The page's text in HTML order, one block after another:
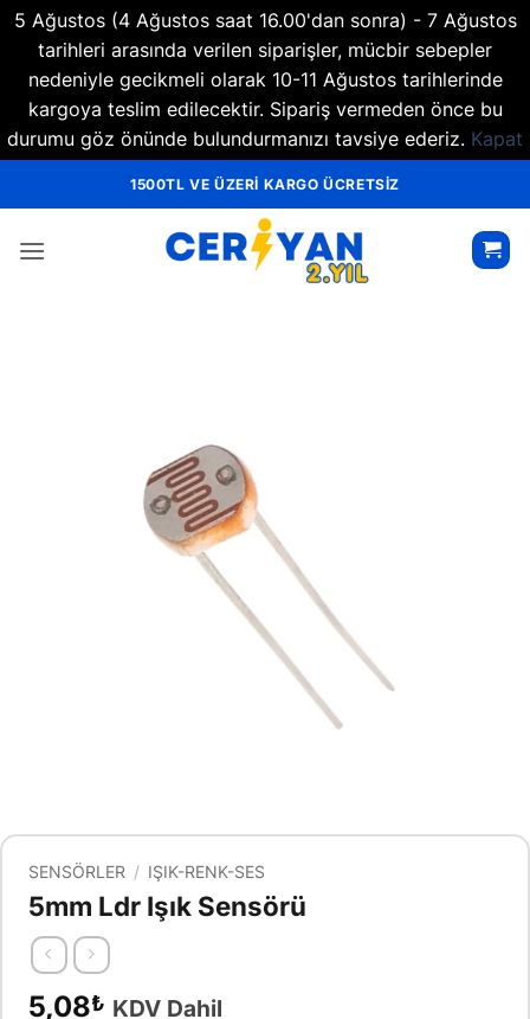
5 Ağustos (4 Ağustos saat 16.00'dan sonra) - 7 Ağustos
tarihleri arasında verilen siparişler, mücbir sebepler
nedeniyle gecikmeli olarak 10-11 Ağustos tarihlerinde
kargoya teslim edilecektir. Sipariş vermeden önce bu
durumu göz önünde bulundurmanızı tavsiye ederiz. Kapat
atla
1500TL VE ÜZERİ KARGO ÜCRETSİZ
SENSÖRLER / IŞIK-RENK-SES
5mm Ldr Işık Sensörü
5,08₺ KDV Dahil